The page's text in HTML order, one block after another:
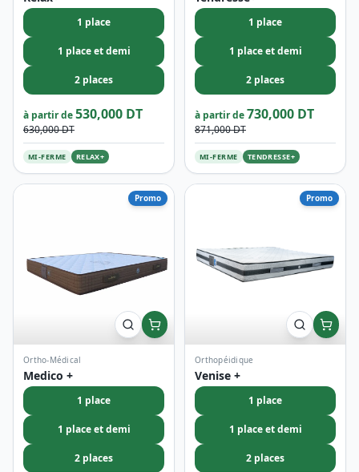
1 place
1 place et demi
2 places
à partir de530,000 DT
630,000 DT
MI-FERME RELAX+
1 place
1 place et demi
2 places
à partir de730,000 DT
871,000 DT
MI-FERME TENDRESSE+
Promo
Ortho-Médical
Medico +
1 place
1 place et demi
2 places
Promo
Orthopéidique
Venise +
1 place
1 place et demi
2 places